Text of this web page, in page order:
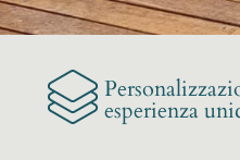
esperienza